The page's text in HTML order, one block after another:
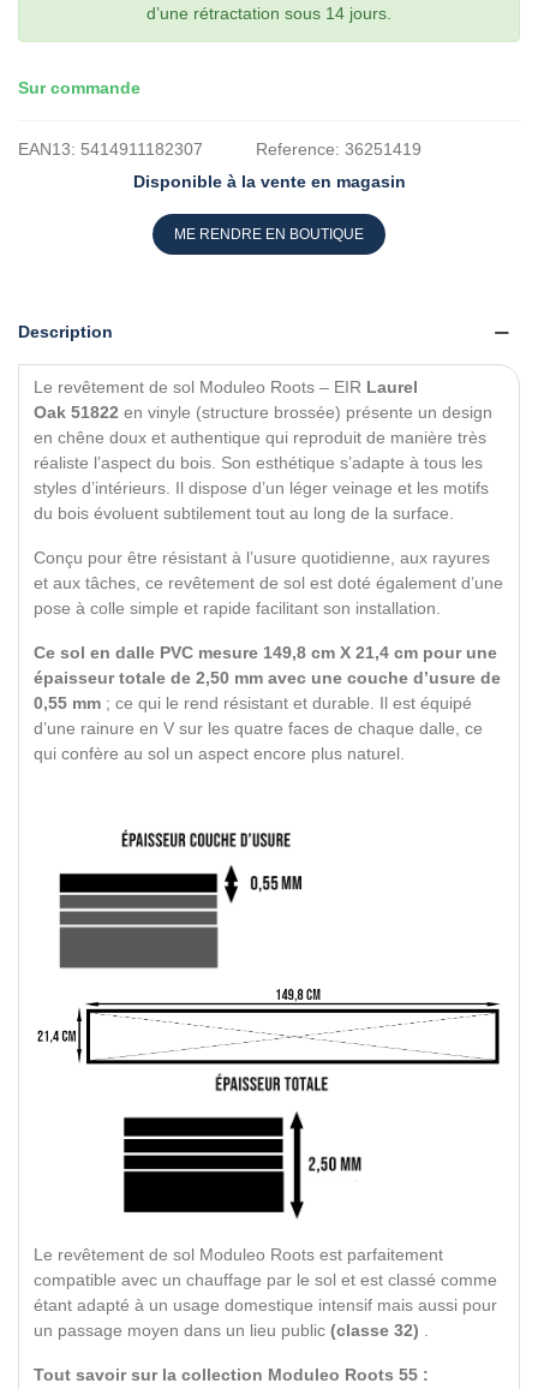
d’une rétractation sous 14 jours.
Sur commande
EAN13: 5414911182307 Reference: 36251419
Disponible à la vente en magasin
ME RENDRE EN BOUTIQUE
Description
Le revêtement de sol Moduleo Roots – EIR Laurel
Oak 51822 en vinyle (structure brossée) présente un design
en chêne doux et authentique qui reproduit de manière très
réaliste l’aspect du bois. Son esthétique s’adapte à tous les
styles d’intérieurs. Il dispose d’un léger veinage et les motifs
du bois évoluent subtilement tout au long de la surface.
Conçu pour être résistant à l’usure quotidienne, aux rayures
et aux tâches, ce revêtement de sol est doté également d’une
pose à colle simple et rapide facilitant son installation.
Ce sol en dalle PVC mesure 149,8 cm X 21,4 cm pour une
épaisseur totale de 2,50 mm avec une couche d’usure de
0,55 mm ; ce qui le rend résistant et durable. Il est équipé
d’une rainure en V sur les quatre faces de chaque dalle, ce
qui confère au sol un aspect encore plus naturel.
Le revêtement de sol Moduleo Roots est parfaitement
compatible avec un chauffage par le sol et est classé comme
étant adapté à un usage domestique intensif mais aussi pour
un passage moyen dans un lieu public (classe 32)
Tout savoir sur la collection Moduleo Roots 55 :